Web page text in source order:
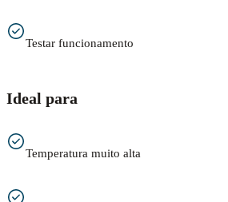
Testar funcionamento
Ideal para
Temperatura muito alta